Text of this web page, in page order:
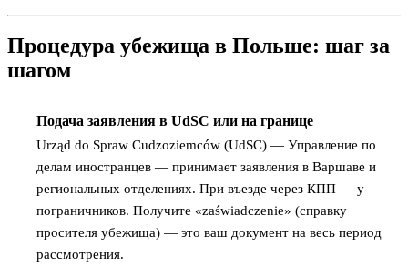
Процедура убежища в Польше: шаг за
шагом
Подача заявления в UdSC или на границе
Urząd do Spraw Cudzoziemców (UdSC) — Управление по
делам иностранцев — принимает заявления в Варшаве и
региональных отделениях. При въезде через КПП — у
пограничников. Получите «zaświadczenie» (справку
просителя убежища) — это ваш документ на весь период
рассмотрения.